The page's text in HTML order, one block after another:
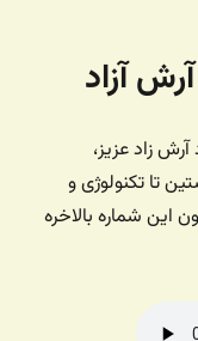
زاد عزیز،
تا تکنولوژی و
این شماره بالاخره